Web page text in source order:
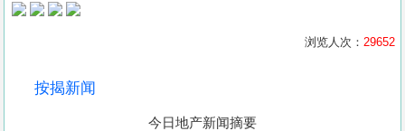
产
浏览人次： 29652
按揭新闻
今日地产新闻摘要